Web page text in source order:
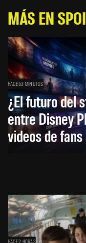
MÁS EN
HACE 53 MINUTOS
¿El futuro del
entre Disney
videos de
HACE 2 HORAS